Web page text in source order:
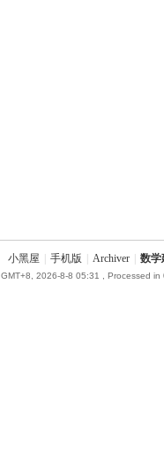
小黑屋 手机版 Archiver 数学
GMT+8, 2026-8-8 05:31 , Processed in